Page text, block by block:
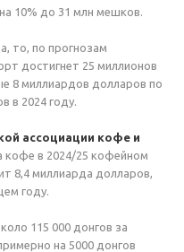
10% до 31 млн мешков.
то, по прогнозам
достигнет 25 миллионов
8 миллиардов долларов по
в 2024 году.
ассоциации кофе и
кофе в 2024/25 кофейном
8,4 миллиарда долларов,
году.
115 000 донгов за
на 5000 донгов